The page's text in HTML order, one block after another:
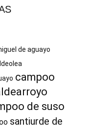
de aguayo
campoo
de suso
santiurde de